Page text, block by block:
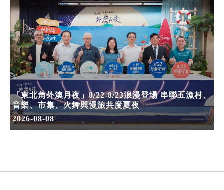
「東北角外澳月夜」8/22-8/23浪漫登場 串聯五漁村、
音樂、市集、火舞與慢旅共度夏夜
2026-08-08